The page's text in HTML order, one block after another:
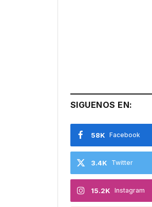
SIGUENOS EN:
Facebook
58K
Twitter
3.4K
Instagram
15.2K